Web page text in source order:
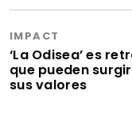
IMPACT
‘La Odisea’ es
que pueden
sus valores